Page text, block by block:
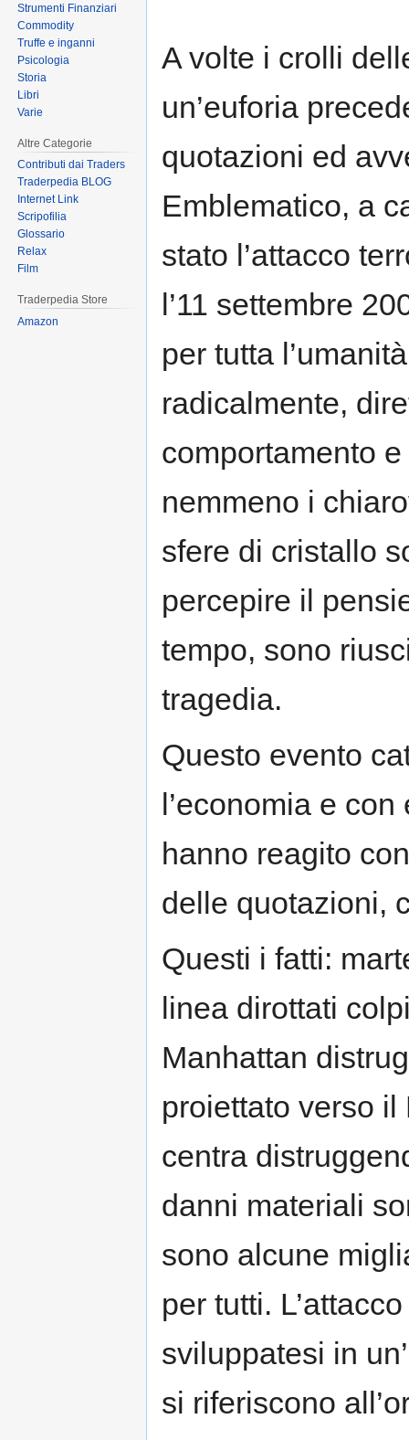
A volte i crolli
un’euforia
quotazioni ed
Emblematico, a
stato l’attacco
l’11 settembre
per tutta
radicalmente,
comportamento
nemmeno i
sfere di cristallo
percepire il
tempo, sono
tragedia.
Questo evento
l’economia e
hanno reagito
delle quotazioni,
Questi i fatti:
linea dirottati
Manhattan
proiettato verso
centra
danni materiali
sono alcune
per tutti.
sviluppatesi in
si riferiscono
Strumenti Finanziari
Commodity
Truffe e inganni
Psicologia
Storia
Libri
Varie
Altre Categorie
Contributi dai Traders
Traderpedia BLOG
Internet Link
Scripofilia
Glossario
Relax
Film
Traderpedia Store
Amazon